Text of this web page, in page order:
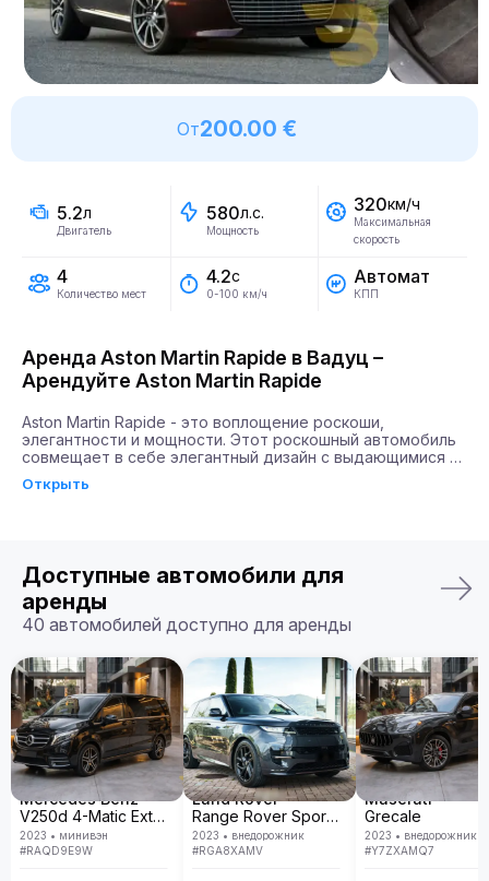
От200.00 €
5.2л
Двигатель
580л.с.
Мощность
320км/ч
Максимальная
скорость
4
Количество мест
4.2с
0-100 км/ч
Автомат
КПП
Аренда Aston Martin Rapide в Вадуц –
Арендуйте Aston Martin Rapide
Aston Martin Rapide - это воплощение роскоши,
элегантности и мощности. Этот роскошный автомобиль
совмещает в себе элегантный дизайн с выдающимися
оборудован двигателем мощностью 580 лошадиных сил,
Почему именно Billion Rent?
Billion Rent предлагает аренду автомобилей премиум-
класса по всей Европе. Мы гарантируем надежный
вам и точное соответствие машины вашим ожиданиям.
Бронируйте ваш Aston Martin Rapide уже сегодня!
Открыть
Доступные автомобили для
аренды
40 автомобилей доступно для аренды
Mercedes Benz
V250d 4-Matic Extra Long
2023 • минивэн
#RAQD9E9W
Land Rover
Range Rover Sport D300 R-Dynamic SE
2023 • внедорожник
#RGA8XAMV
Maserati
Grecale
2023 • внедорожник
#Y7ZXAMQ7